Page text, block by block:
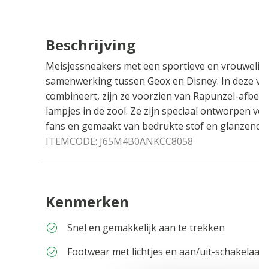
Beschrijving
Meisjessneakers met een sportieve en
samenwerking tussen Geox en Disney. In
combineert, zijn ze voorzien van Rapunzel-
lampjes in de zool. Ze zijn speciaal ontworpen
fans en gemaakt van bedrukte stof en
ITEMCODE: J65M4B0ANKCC8058
Kenmerken
Snel en gemakkelijk aan te trekken
Footwear met lichtjes en aan/uit-